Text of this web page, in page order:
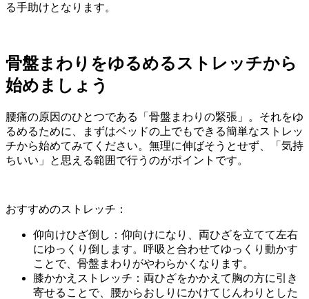
る手助けとなります。
骨盤まわりをゆるめるストレッチから
始めましょう
腰痛の原因のひとつである「骨盤まわりの緊張」。それをゆ
るめるために、まずはベッドの上でもできる簡単なストレッ
チから始めてみてください。無理に伸ばそうとせず、「気持
ちいい」と思える範囲で行うのがポイントです。
おすすめのストレッチ：
仰向けひざ倒し：仰向けになり、両ひざを立てて左右
にゆっくり倒します。呼吸と合わせてゆっくり動かす
ことで、骨盤まわりがやわらかくなります。
膝かかえストレッチ：両ひざをかかえて胸の方に引き
寄せることで、腰からおしりにかけてじんわりとした